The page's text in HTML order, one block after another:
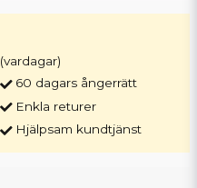
(vardagar)
60 dagars ångerrätt
Enkla returer
Hjälpsam kundtjänst